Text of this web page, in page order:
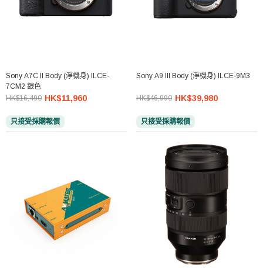
Sony A7C II Body (淨機身) ILCE-
7CM2 銀色
HK$16,490 HK$11,960
只接受採購報價
Sony A9 III Body (淨機身) ILCE-9M3
HK$46,990 HK$39,980
只接受採購報價